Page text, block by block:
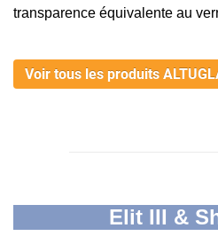
transparence équivalente au
Voir tous les produits
Elit III &